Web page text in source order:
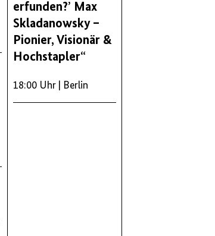
erfunden?’ Max
Skladanowsky –
Pionier, Visionär &
Hochstapler“
18:00 Uhr | Berlin